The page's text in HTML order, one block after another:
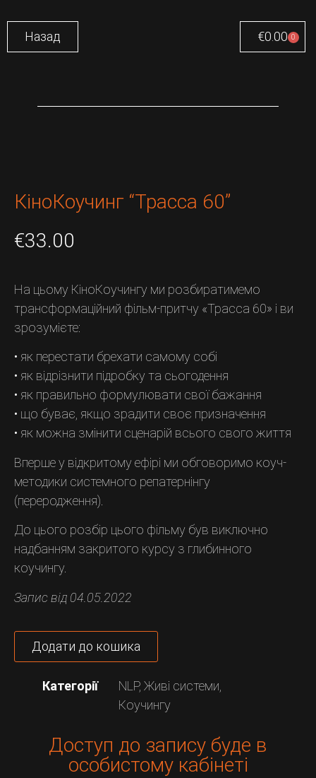
Назад €0.00 0
КіноКоучинг “Трасса 60”
€33.00
На цьому КіноКоучингу ми розбиратимемо
трансформаційний фільм-притчу «Трасса 60» і ви
зрозумієте:
• як перестати брехати самому собі
• як відрізнити підробку та сьогодення
• як правильно формулювати свої бажання
• що буває, якщо зрадити своє призначення
• як можна змінити сценарій всього свого життя
Вперше у відкритому ефірі ми обговоримо коуч-
методики системного репатернінгу
(переродження).
До цього розбір цього фільму був виключно
надбанням закритого курсу з глибинного
коучингу.
Запис від 04.05.2022
Додати до кошика
Категорії NLP, Живі системи
Коучингу
Доступ до запису буде в
особистому кабінеті